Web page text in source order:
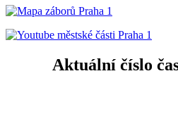
Aktuální číslo